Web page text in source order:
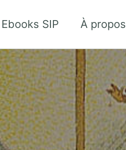
Ebooks SIP À propos